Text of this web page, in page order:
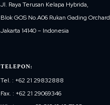
Jl. Raya Terusan Kelapa Hybrida,
Blok GOS No.A06 Rukan Gading Orchard
Jakarta 14140 – Indonesia
TELEPON:
Tel. : +62 21 29832888
Fax. : +62 21 29069346